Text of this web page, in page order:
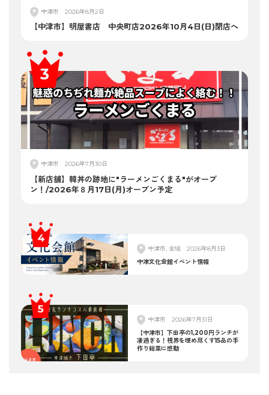
中津市 2026年8月2日
【中津市】明屋書店 中央町店2026年10月4日(日)閉店へ
中津市 2026年7月30日
【新店舗】韓丼の跡地に"ラーメンごくまる"がオープ
ン！/2026年８月17日(月)オープン予定
中津市, 全域
2026年8月3日
中津文化会館イベント情報
中津市
2026年7月31日
【中津市】下田亭の1,200円ランチが
凄過ぎる！視界を埋め尽くす15品の手
作り総菜に感動